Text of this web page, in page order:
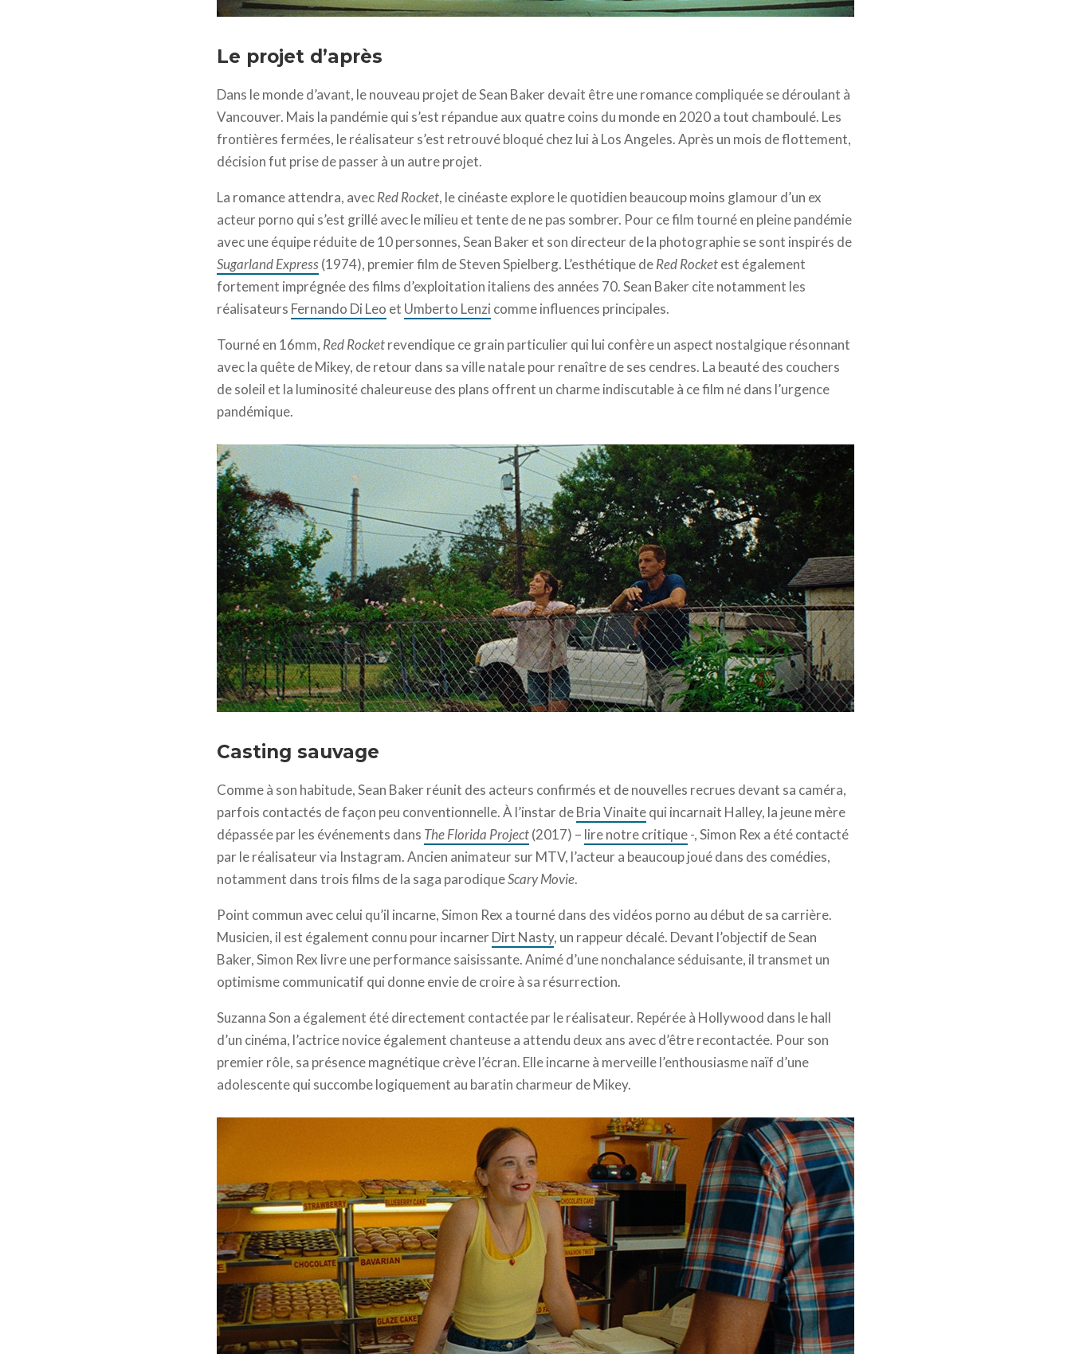
Le projet d’après
Dans le monde d’avant, le nouveau projet de Sean Baker devait être une romance compliquée se déroulant à
Vancouver. Mais la pandémie qui s’est répandue aux quatre coins du monde en 2020 a tout chamboulé. Les
frontières fermées, le réalisateur s’est retrouvé bloqué chez lui à Los Angeles. Après un mois de flottement,
décision fut prise de passer à un autre projet.
La romance attendra, avecRed Rocket, le cinéaste explore le quotidien beaucoup moins glamour d’un ex
acteur porno qui s’est grillé avec le milieu et tente de ne pas sombrer. Pour ce film tourné en pleine pandémie
avec une équipe réduite de 10 personnes, Sean Baker et son directeur de la photographie se sont inspirés de
Sugarland Express(1974), premier film de Steven Spielberg. L’esthétique deRed Rocketest également
fortement imprégnée des films d’exploitation italiens des années 70. Sean Baker cite notamment les
réalisateurs Fernando Di Leo et Umberto Lenzi comme influences principales.
Tourné en 16mm, Red Rocketrevendique ce grain particulier qui lui confère un aspect nostalgique résonnant
avec la quête de Mikey, de retour dans sa ville natale pour renaître de ses cendres. La beauté des couchers
de soleil et la luminosité chaleureuse des plans offrent un charme indiscutable à ce film né dans l’urgence
pandémique.
Casting sauvage
Comme à son habitude, Sean Baker réunit des acteurs confirmés et de nouvelles recrues devant sa caméra,
parfois contactés de façon peu conventionnelle. À l’instar deBria Vinaitequi incarnait Halley, la jeune mère
dépassée par les événements dans The Florida Project(2017) – lire notre critique-, Simon Rex a été contacté
par le réalisateur via Instagram. Ancien animateur sur MTV, l’acteur a beaucoup joué dans des comédies,
notamment dans trois films de la saga parodiqueScary Movie.
Point commun avec celui qu’il incarne, Simon Rex a tourné dans des vidéos porno au début de sa carrière.
Musicien, il est également connu pour incarnerDirt Nasty, un rappeur décalé. Devant l’objectif de Sean
Baker, Simon Rex livre une performance saisissante. Animé d’une nonchalance séduisante, il transmet un
optimisme communicatif qui donne envie de croire à sa résurrection.
Suzanna Son a également été directement contactée par le réalisateur. Repérée à Hollywood dans le hall
d’un cinéma, l’actrice novice également chanteuse a attendu deux ans avec d’être recontactée. Pour son
premier rôle, sa présence magnétique crève l’écran. Elle incarne à merveille l’enthousiasme naïf d’une
adolescente qui succombe logiquement au baratin charmeur de Mikey.